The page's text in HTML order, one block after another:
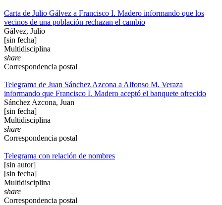
Carta de Julio Gálvez a Francisco I. Madero informando que los
vecinos de una población rechazan el cambio
Gálvez, Julio
[sin fecha]
Multidisciplina
share
Correspondencia postal
Telegrama de Juan Sánchez Azcona a Alfonso M. Veraza
informando que Francisco I. Madero aceptó el banquete ofrecido
Sánchez Azcona, Juan
[sin fecha]
Multidisciplina
share
Correspondencia postal
Telegrama con relación de nombres
[sin autor]
[sin fecha]
Multidisciplina
share
Correspondencia postal